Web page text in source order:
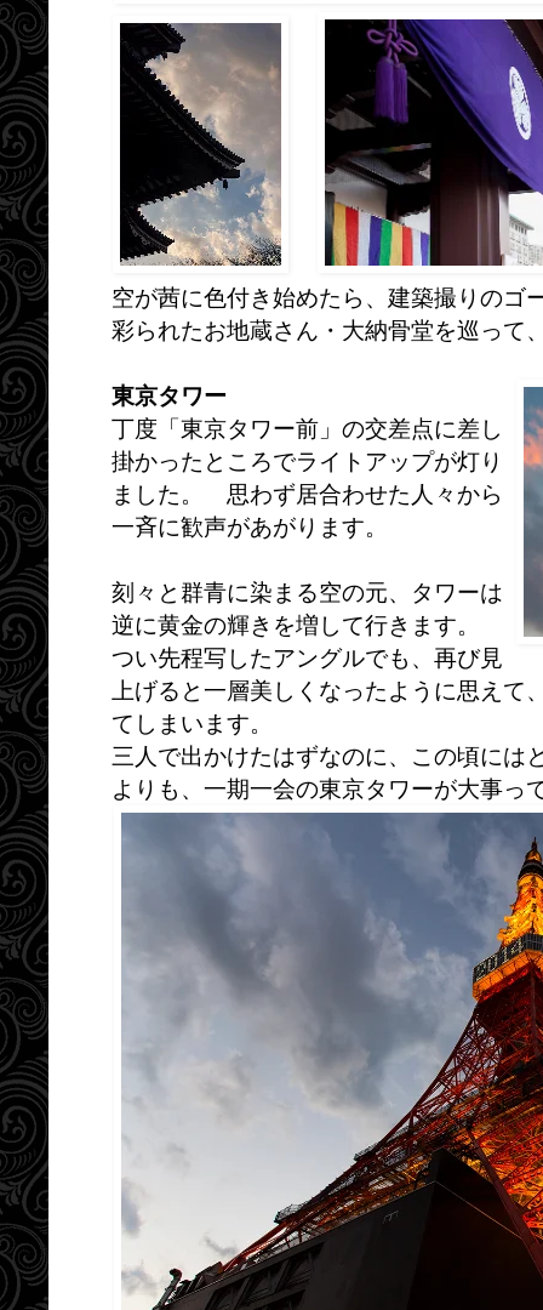
空が茜に色付き始めたら、建築撮りの
彩られたお地蔵さん・大納骨堂を巡って
東京タワー
丁度「東京タワー前」の交差点に差し
掛かったところでライトアップが灯り
ました。 思わず居合わせた人々から
一斉に歓声があがります。
刻々と群青に染まる空の元、タワーは
逆に黄金の輝きを増して行きます。
つい先程写したアングルでも、再び見
上げると一層美しくなったように思え
てしまいます。
三人で出かけたはずなのに、この頃に
よりも、一期一会の東京タワーが大事っ